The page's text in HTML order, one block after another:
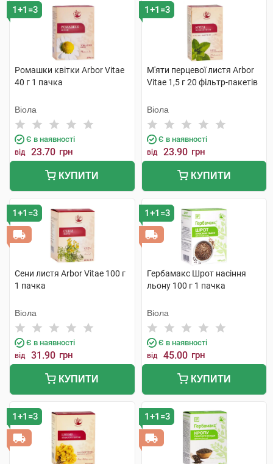
1+1=3
Ромашки квітки Arbor Vitae
40 г 1 пачка
Віола
Є в наявності
від 23.70 грн
КУПИТИ
1+1=3
М'яти перцевої листя Arbor
Vitae 1,5 г 20 фільтр-пакетів
Віола
Є в наявності
від 23.90 грн
КУПИТИ
1+1=3
Сени листя Arbor Vitae 100 г
1 пачка
Віола
Є в наявності
від 31.90 грн
КУПИТИ
1+1=3
Гербамакс Шрот насіння
льону 100 г 1 пачка
Віола
Є в наявності
від 45.00 грн
КУПИТИ
1+1=3 1+1=3